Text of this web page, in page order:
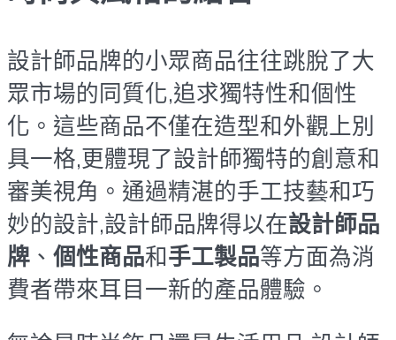
設計師品牌的小眾商品往往跳脫了大
眾市場的同質化,追求獨特性和個性
化。這些商品不僅在造型和外觀上別
具一格,更體現了設計師獨特的創意和
審美視角。通過精湛的手工技藝和巧
妙的設計,設計師品牌得以在設計師品
牌 、 個性商品和手工製品等方面為消
費者帶來耳目一新的產品體驗。